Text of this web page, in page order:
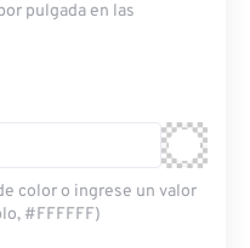
pulgada en las
color o ingrese un valor
#FFFFFF)